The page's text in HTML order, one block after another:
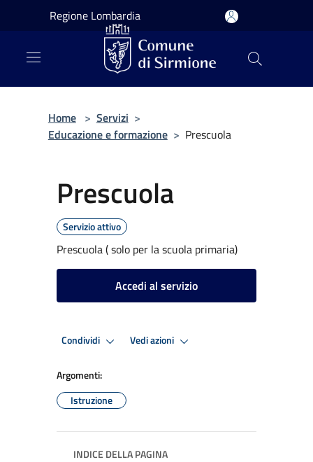
Salta al contenuto principale
Regione Lombardia
Home > Servizi >
Educazione e formazione > Prescuola
Prescuola
Servizio attivo
Prescuola ( solo per la scuola primaria)
Accedi al servizio
Condividi Vedi azioni
Argomenti:
Istruzione
INDICE DELLA PAGINA